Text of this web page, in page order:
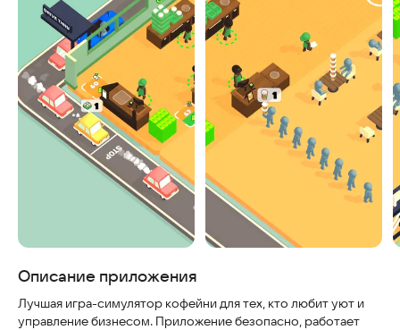
Описание приложения
Лучшая игра-симулятор кофейни для тех, кто любит уют и
управление бизнесом. Приложение безопасно, работает